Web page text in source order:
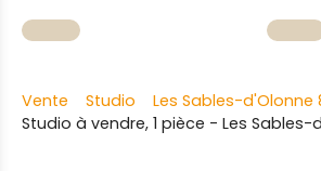
Vente Studio
Les Sables-d'Olonne
Studio à vendre, 1 pièce - Les Sables-